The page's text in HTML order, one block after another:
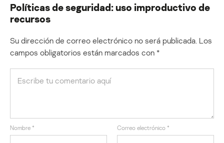
Políticas de seguridad: uso improductivo de
recursos
Su dirección de correo electrónico no será publicada. Los
campos obligatorios están marcados con *
Nombre * Correo electrónico *